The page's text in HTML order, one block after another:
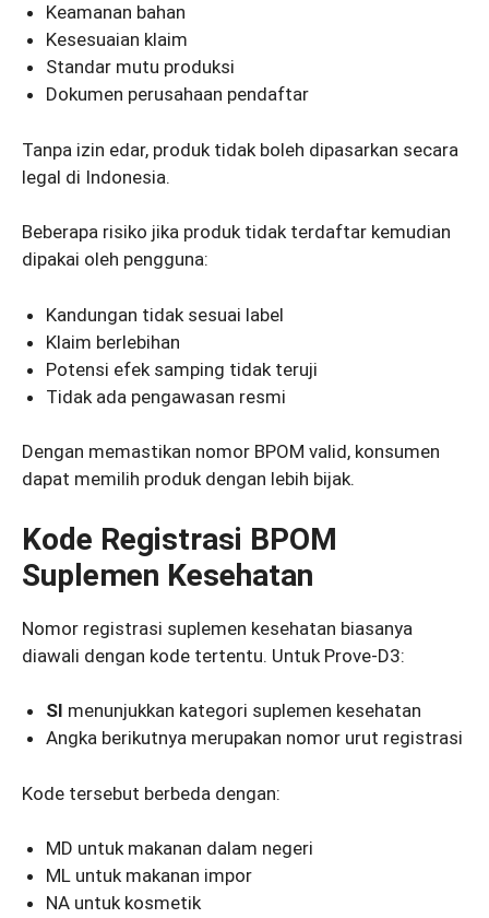
Keamanan bahan
Kesesuaian klaim
Standar mutu produksi
Dokumen perusahaan pendaftar
Tanpa izin edar, produk tidak boleh dipasarkan secara
legal di Indonesia.
Beberapa risiko jika produk tidak terdaftar kemudian
dipakai oleh pengguna:
Kandungan tidak sesuai label
Klaim berlebihan
Potensi efek samping tidak teruji
Tidak ada pengawasan resmi
Dengan memastikan nomor BPOM valid, konsumen
dapat memilih produk dengan lebih bijak.
Kode Registrasi BPOM
Suplemen Kesehatan
Nomor registrasi suplemen kesehatan biasanya
diawali dengan kode tertentu. Untuk Prove-D3:
SI menunjukkan kategori suplemen kesehatan
Angka berikutnya merupakan nomor urut registrasi
Kode tersebut berbeda dengan:
MD untuk makanan dalam negeri
ML untuk makanan impor
NA untuk kosmetik